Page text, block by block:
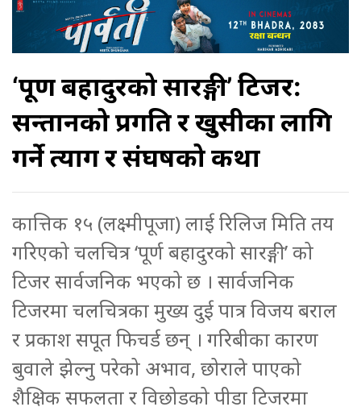
‘पूर्ण बहादुरको सारङ्गी’ टिजर:
सन्तानको प्रगति र खुसीका लागि
गर्ने त्याग र संघर्षको कथा
कात्तिक १५ (लक्ष्मीपूजा) लाई रिलिज मिति तय
गरिएको चलचित्र ‘पूर्ण बहादुरको सारङ्गी’ को
टिजर सार्वजनिक भएको छ । सार्वजनिक
टिजरमा चलचित्रका मुख्य दुई पात्र विजय बराल
र प्रकाश सपूत फिचर्ड छन् । गरिबीका कारण
बुवाले झेल्नु परेको अभाव, छोराले पाएको
शैक्षिक सफलता र विछोडको पीडा टिजरमा